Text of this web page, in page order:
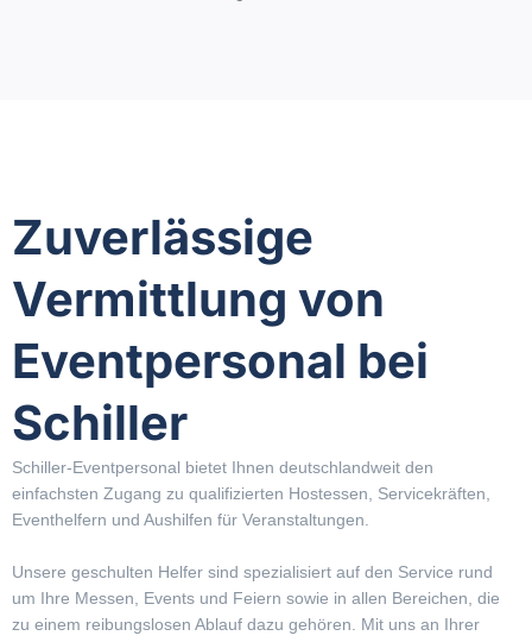
Zuverlässige
Vermittlung von
Eventpersonal bei
Schiller
Schiller-Eventpersonal bietet Ihnen deutschlandweit den
einfachsten Zugang zu qualifizierten Hostessen, Servicekräften,
Eventhelfern und Aushilfen für Veranstaltungen.
Unsere geschulten Helfer sind spezialisiert auf den Service rund
um Ihre Messen, Events und Feiern sowie in allen Bereichen, die
zu einem reibungslosen Ablauf dazu gehören. Mit uns an Ihrer